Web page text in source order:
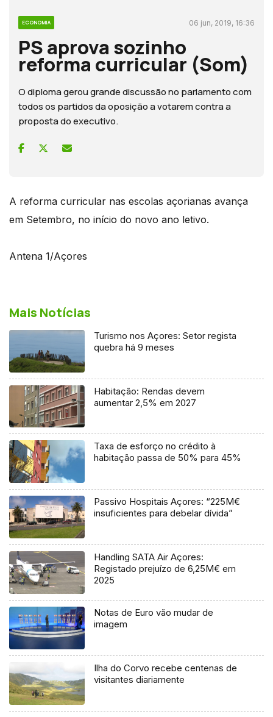
ECONOMIA 06 jun, 2019, 16:36
PS aprova sozinho
reforma curricular (Som)
O diploma gerou grande discussão no parlamento com
todos os partidos da oposição a votarem contra a
proposta do executivo.
A reforma curricular nas escolas açorianas avança
em Setembro, no início do novo ano letivo.
Antena 1/Açores
Mais Notícias
Turismo nos Açores: Setor regista
quebra há 9 meses
Habitação: Rendas devem
aumentar 2,5% em 2027
Taxa de esforço no crédito à
habitação passa de 50% para 45%
Passivo Hospitais Açores: “225M€
insuficientes para debelar dívida”
Handling SATA Air Açores:
Registado prejuízo de 6,25M€ em
2025
Notas de Euro vão mudar de
imagem
Ilha do Corvo recebe centenas de
visitantes diariamente